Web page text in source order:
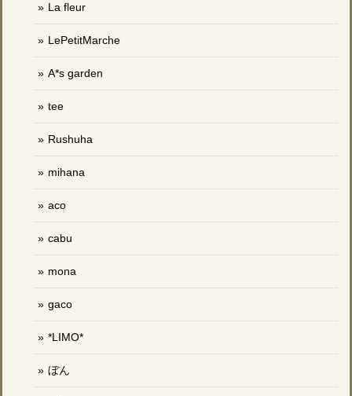
La fleur
LePetitMarche
A*s garden
tee
Rushuha
mihana
aco
cabu
mona
gaco
*LIMO*
ぼん